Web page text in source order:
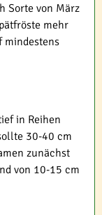
Sorte von März
mehr
mindestens
in Reihen
30-40 cm
zunächst
von 10-15 cm